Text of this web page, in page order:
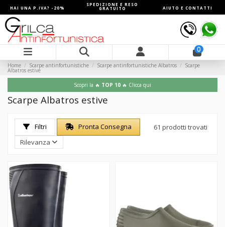
HAI UNA P.IVA? -20%
SPEDIZIONE E RESO
GRATUITO AIUTO E CONTATTI
0
Home Scarpe antinfortunistiche Scarpe antinfortunistiche Albatros Scarpe
Albatros estive
Scopri la 🔥 TOP 10 🔥 Clicca qui
Scarpe Albatros estive
Filtri Pronta Consegna
61 prodotti trovati
Rilevanza